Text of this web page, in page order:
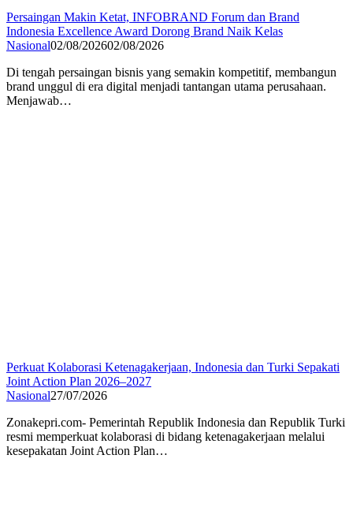
Persaingan Makin Ketat, INFOBRAND Forum dan Brand
Indonesia Excellence Award Dorong Brand Naik Kelas
Nasional02/08/202602/08/2026
Di tengah persaingan bisnis yang semakin kompetitif, membangun
brand unggul di era digital menjadi tantangan utama perusahaan.
Menjawab…
Perkuat Kolaborasi Ketenagakerjaan, Indonesia dan Turki Sepakati
Joint Action Plan 2026–2027
Nasional27/07/2026
Zonakepri.com- Pemerintah Republik Indonesia dan Republik Turki
resmi memperkuat kolaborasi di bidang ketenagakerjaan melalui
kesepakatan Joint Action Plan…